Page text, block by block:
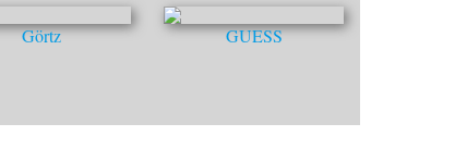
Görtz GUESS